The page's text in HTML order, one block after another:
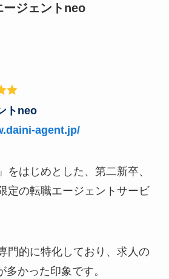
ジェントneo
トneo
agent.jp/
をはじめとした、第二新卒、
定の転職エージェントサービ
門的に特化しており、求人の
かった印象です。